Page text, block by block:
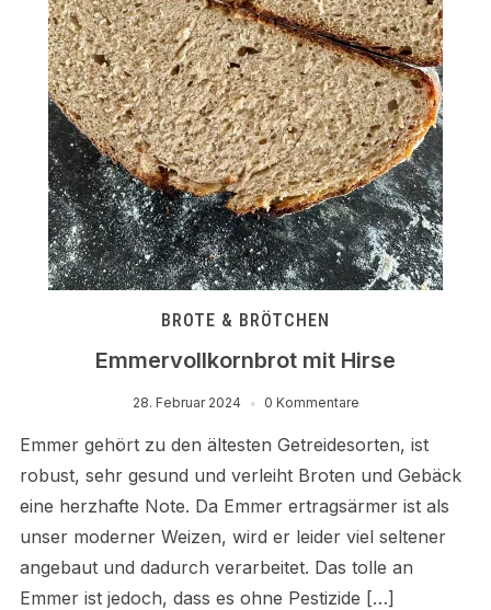
BROTE & BRÖTCHEN
Emmervollkornbrot mit Hirse
28. Februar 2024 0 Kommentare
Emmer gehört zu den ältesten Getreidesorten, ist
robust, sehr gesund und verleiht Broten und Gebäck
eine herzhafte Note. Da Emmer ertragsärmer ist als
unser moderner Weizen, wird er leider viel seltener
angebaut und dadurch verarbeitet. Das tolle an
Emmer ist jedoch, dass es ohne Pestizide […]